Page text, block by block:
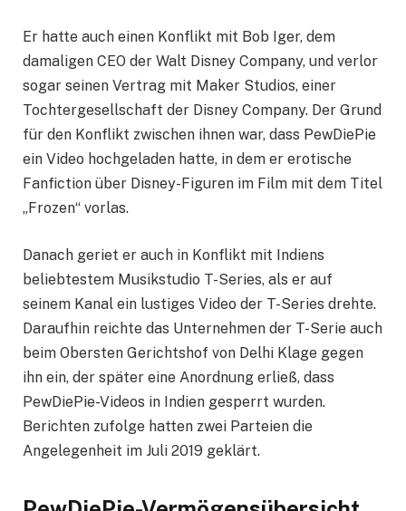
Er hatte auch einen Konflikt mit Bob Iger, dem
damaligen CEO der Walt Disney Company, und verlor
sogar seinen Vertrag mit Maker Studios, einer
Tochtergesellschaft der Disney Company. Der Grund
für den Konflikt zwischen ihnen war, dass PewDiePie
ein Video hochgeladen hatte, in dem er erotische
Fanfiction über Disney-Figuren im Film mit dem Titel
„Frozen“ vorlas.
Danach geriet er auch in Konflikt mit Indiens
beliebtestem Musikstudio T-Series, als er auf
seinem Kanal ein lustiges Video der T-Series drehte.
Daraufhin reichte das Unternehmen der T-Serie auch
beim Obersten Gerichtshof von Delhi Klage gegen
ihn ein, der später eine Anordnung erließ, dass
PewDiePie-Videos in Indien gesperrt wurden.
Berichten zufolge hatten zwei Parteien die
Angelegenheit im Juli 2019 geklärt.